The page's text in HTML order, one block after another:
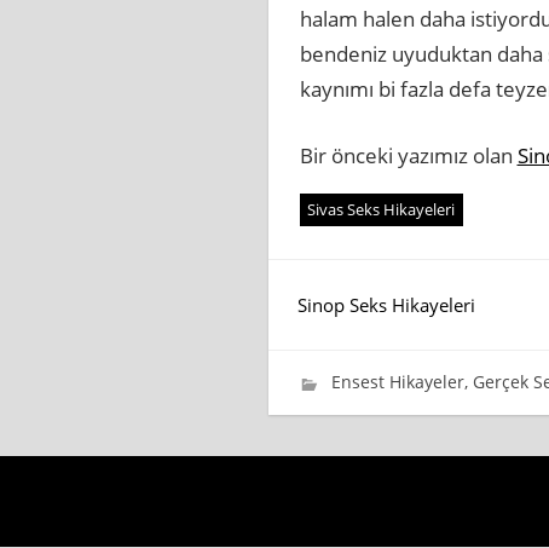
halam halen daha
bendeniz uyuduktan daha
kaynımı bi fazla defa
Bir önceki yazımız olan
Sivas Seks Hikayeleri
Yazı
Sinop Seks Hikayeleri
28 Haziran 2020
wpadmin_745cb4
Ensest Hikayeler, Gerçek